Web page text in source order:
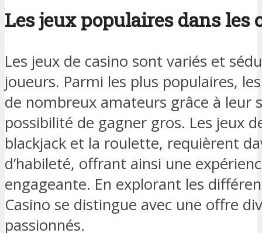
Les jeux populaires dans les
Les jeux de casino sont variés et
joueurs. Parmi les plus populaires,
de nombreux amateurs grâce à leur
possibilité de gagner gros. Les jeux
blackjack et la roulette, requièrent
d’habileté, offrant ainsi une
engageante. En explorant les
Casino se distingue avec une offre
passionnés.